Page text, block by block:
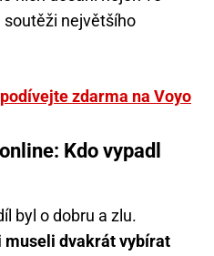
soutěži největšího
zdarma na Voyo
Kdo vypadl
byl o dobru a zlu.
museli dvakrát vybírat